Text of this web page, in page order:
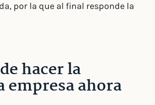
por la que al final responde la
hacer la
empresa ahora